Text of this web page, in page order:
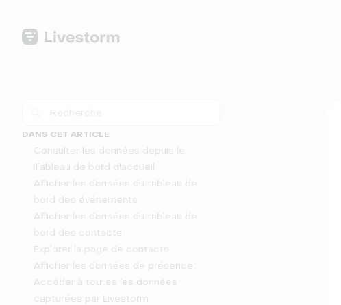
DANS CET ARTICLE
Consulter les données depuis le
Tableau de bord d'accueil
Afficher les données du tableau de
bord des événements
Afficher les données du tableau de
bord des contacts
Explorer la page de contacts
Afficher les données de présence
Accéder à toutes les données
capturées par Livestorm